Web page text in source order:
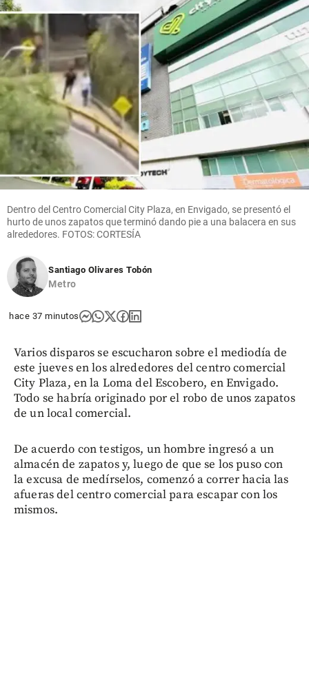
Dentro del Centro Comercial City Plaza, en Envigado, se presentó el
hurto de unos zapatos que terminó dando pie a una balacera en sus
alrededores. FOTOS: CORTESÍA
Santiago Olivares Tobón
Metro
hace 37 minutos
Varios disparos se escucharon sobre el mediodía de
este jueves en los alrededores del centro comercial
City Plaza, en la Loma del Escobero, en Envigado.
Todo se habría originado por el robo de unos zapatos
de un local comercial.
De acuerdo con testigos, un hombre ingresó a un
almacén de zapatos y, luego de que se los puso con
la excusa de medírselos, comenzó a correr hacia las
afueras del centro comercial para escapar con los
mismos.